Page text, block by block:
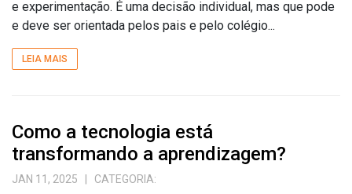
e experimentação. É uma decisão individual, mas que pode
e deve ser orientada pelos pais e pelo colégio...
LEIA MAIS
Como a tecnologia está
transformando a aprendizagem?
JAN 11, 2025 | CATEGORIA: